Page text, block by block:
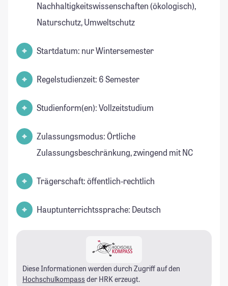
Nachhaltigkeitswissenschaften (ökologisch),
Naturschutz, Umweltschutz
Startdatum: nur Wintersemester
Regelstudienzeit: 6 Semester
Studienform(en): Vollzeitstudium
Zulassungsmodus: Örtliche
Zulassungsbeschränkung, zwingend mit NC
Trägerschaft: öffentlich-rechtlich
Hauptunterrichtssprache: Deutsch
Diese Informationen werden durch Zugriff auf den
Hochschulkompass der HRK erzeugt.